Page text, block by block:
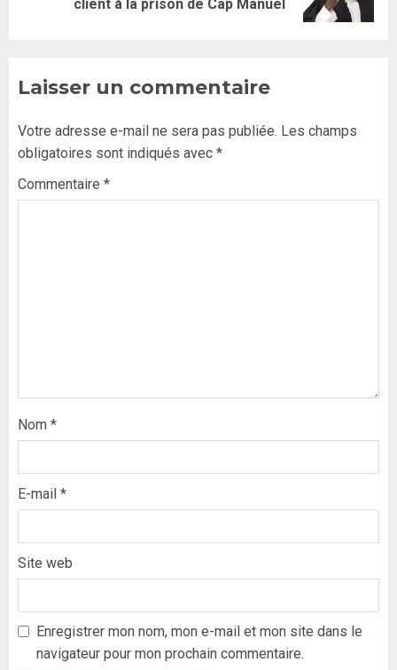
client à la prison de Cap Manuel
Laisser un commentaire
Votre adresse e-mail ne sera pas publiée. Les champs
obligatoires sont indiqués avec *
Commentaire *
Nom *
E-mail *
Site web
Enregistrer mon nom, mon e-mail et mon site dans le
navigateur pour mon prochain commentaire.
Formation du nouveau
garde ses responsables
26 MAI 2026 0